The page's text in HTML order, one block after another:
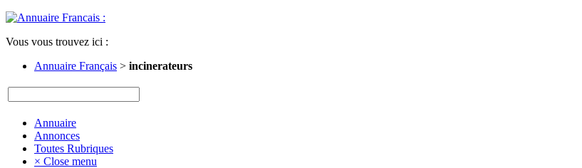
Vous vous trouvez ici :
Annuaire Français > incinerateurs
Annuaire
Annonces
Toutes Rubriques
× Close menu